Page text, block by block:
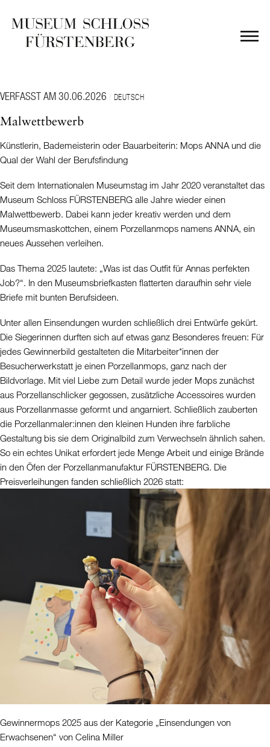
VERFASST AM 30.06.2026 / DEUTSCH
Malwettbewerb
Künstlerin, Bademeisterin oder Bauarbeiterin: Mops ANNA und die
Qual der Wahl der Berufsfindung
Seit dem Internationalen Museumstag im Jahr 2020 veranstaltet das
Museum Schloss FÜRSTENBERG alle Jahre wieder einen
Malwettbewerb. Dabei kann jeder kreativ werden und dem
Museumsmaskottchen, einem Porzellanmops namens ANNA, ein
neues Aussehen verleihen.
Das Thema 2025 lautete: „Was ist das Outfit für Annas perfekten
Job?“. In den Museumsbriefkasten flatterten daraufhin sehr viele
Briefe mit bunten Berufsideen.
Unter allen Einsendungen wurden schließlich drei Entwürfe gekürt.
Die Siegerinnen durften sich auf etwas ganz Besonderes freuen: Für
jedes Gewinnerbild gestalteten die Mitarbeiter*innen der
Besucherwerkstatt je einen Porzellanmops, ganz nach der
Bildvorlage. Mit viel Liebe zum Detail wurde jeder Mops zunächst
aus Porzellanschlicker gegossen, zusätzliche Accessoires wurden
aus Porzellanmasse geformt und angarniert. Schließlich zauberten
die Porzellanmaler:innen den kleinen Hunden ihre farbliche
Gestaltung bis sie dem Originalbild zum Verwechseln ähnlich sahen.
So ein echtes Unikat erfordert jede Menge Arbeit und einige Brände
in den Öfen der Porzellanmanufaktur FÜRSTENBERG. Die
Preisverleihungen fanden schließlich 2026 statt:
Gewinnermops 2025 aus der Kategorie „Einsendungen von
Erwachsenen“ von Celina Miller